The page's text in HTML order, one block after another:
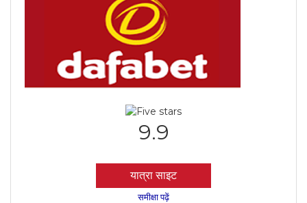
9.9
यात्रा साइट
समीक्षा पढ़ें